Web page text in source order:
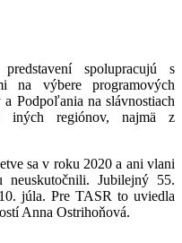
spolupracujú s
na výbere programových
Podpoľania na slávnostiach
iných regiónov, najmä z
sa v roku 2020 a ani vlani
neuskutočnili. Jubilejný 55.
júla. Pre TASR to uviedla
Anna Ostrihoňová.